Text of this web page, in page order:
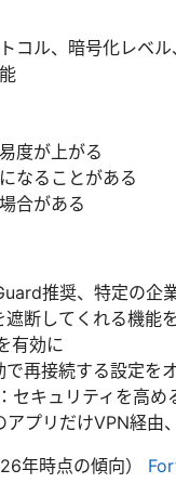
コル、暗号化レベル
度が上がる
なることがある
合がある
推奨、特定の企
断してくれる機能
有効に
再接続する設定を
セキュリティを高め
プリだけVPN経由
年時点の傾向）